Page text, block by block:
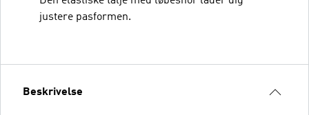
justere pasformen.
Beskrivelse